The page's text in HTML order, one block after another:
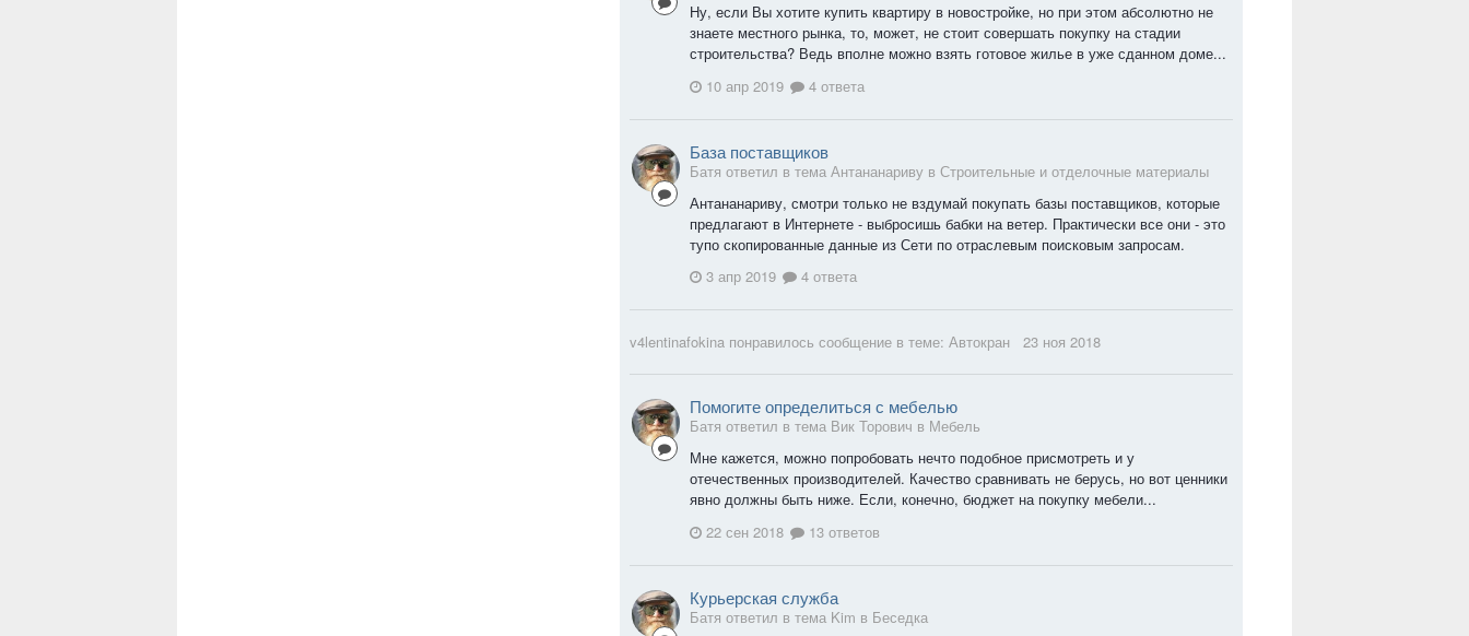
Ну, если Вы хотите купить квартиру в новостройке, но при этом абсолютно не
знаете местного рынка, то, может, не стоит совершать покупку на стадии
строительства? Ведь вполне можно взять готовое жилье в уже сданном доме...
10 апр 2019
4 ответа
База поставщиков
Батя ответил в тема Антананариву в Строительные и отделочные материалы
Антананариву, смотри только не вздумай покупать базы поставщиков, которые
предлагают в Интернете - выбросишь бабки на ветер. Практически все они - это
тупо скопированные данные из Сети по отраслевым поисковым запросам.
3 апр 2019
4 ответа
v4lentinafokina понравилось сообщение в теме: Автокран 23 ноя 2018
Помогите определиться с мебелью
Батя ответил в тема Вик Торович в Мебель
Мне кажется, можно попробовать нечто подобное присмотреть и у
отечественных производителей. Качество сравнивать не берусь, но вот ценники
явно должны быть ниже. Если, конечно, бюджет на покупку мебели...
22 сен 2018
13 ответов
Курьерская служба
Батя ответил в тема Kim в Беседка